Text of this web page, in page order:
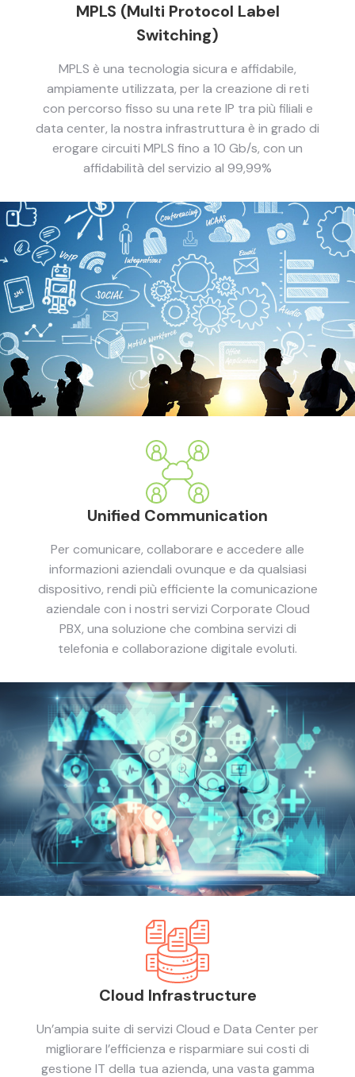
MPLS (Multi Protocol Label
Switching)
MPLS è una tecnologia sicura e affidabile,
ampiamente utilizzata, per la creazione di reti
con percorso fisso su una rete IP tra più filiali e
data center, la nostra infrastruttura è in grado di
erogare circuiti MPLS fino a 10 Gb/s, con un
affidabilità del servizio al 99,99%
Unified Communication
Per comunicare, collaborare e accedere alle
informazioni aziendali ovunque e da qualsiasi
dispositivo, rendi più efficiente la comunicazione
aziendale con i nostri servizi Corporate Cloud
PBX, una soluzione che combina servizi di
telefonia e collaborazione digitale evoluti.
Cloud Infrastructure
Un’ampia suite di servizi Cloud e Data Center per
migliorare l’efficienza e risparmiare sui costi di
gestione IT della tua azienda, una vasta gamma